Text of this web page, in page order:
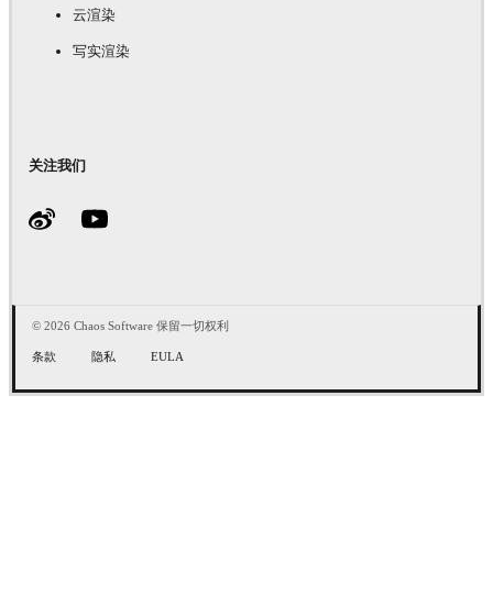
云渲染
写实渲染
关注我们
© 2026 Chaos Software 保留一切权利
条款 隐私 EULA